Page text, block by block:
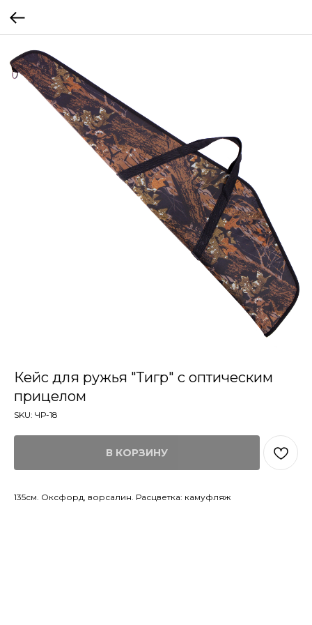
Кейс для ружья "Тигр" с оптическим
прицелом
SKU: ЧР-18
В КОРЗИНУ
135см. Оксфорд, ворсалин. Расцветка: камуфляж